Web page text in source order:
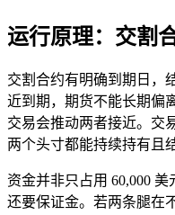
运行原理：交割
交割合约有明确到期日，
近到期，期货不能长期偏
交易会推动两者接近。交
两个头寸都能持续持有且
资金并非只占用 60,000
还要保证金。若两条腿在